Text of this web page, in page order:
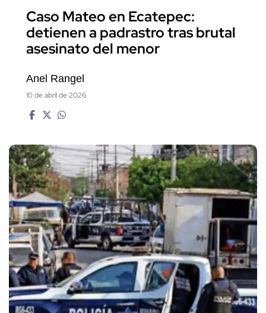
Caso Mateo en Ecatepec:
detienen a padrastro tras brutal
asesinato del menor
Anel Rangel
10 de abril de 2026